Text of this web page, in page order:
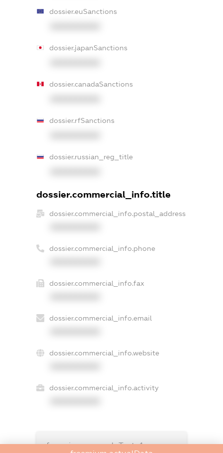
dossier.euSanctions
dossier.japanSanctions
dossier.canadaSanctions
dossier.rfSanctions
dossier.russian_reg_title
dossier.commercial_info.title
dossier.commercial_info.postal_address
dossier.commercial_info.phone
dossier.commercial_info.fax
dossier.commercial_info.email
dossier.commercial_info.website
dossier.commercial_info.activity
freemium.exampleText_1